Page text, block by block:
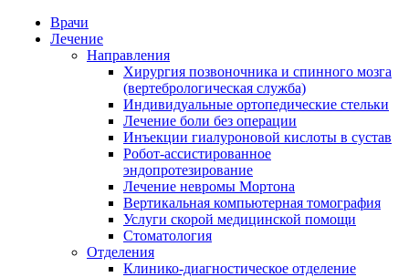
Врачи
Лечение
Направления
Хирургия позвоночника и спинного мозга
(вертебрологическая служба)
Индивидуальные ортопедические стельки
Лечение боли без операции
Инъекции гиалуроновой кислоты в сустав
Робот-ассистированное
эндопротезирование
Лечение невромы Мортона
Вертикальная компьютерная томография
Услуги скорой медицинской помощи
Стоматология
Отделения
Клинико-диагностическое отделение